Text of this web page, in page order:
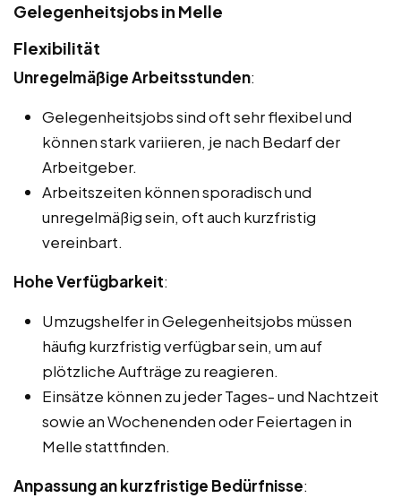
Gelegenheitsjobs in Melle
Flexibilität
Unregelmäßige Arbeitsstunden:
Gelegenheitsjobs sind oft sehr flexibel und
können stark variieren, je nach Bedarf der
Arbeitgeber.
Arbeitszeiten können sporadisch und
unregelmäßig sein, oft auch kurzfristig
vereinbart.
Hohe Verfügbarkeit:
Umzugshelfer in Gelegenheitsjobs müssen
häufig kurzfristig verfügbar sein, um auf
plötzliche Aufträge zu reagieren.
Einsätze können zu jeder Tages- und Nachtzeit
sowie an Wochenenden oder Feiertagen in
Melle stattfinden.
Anpassung an kurzfristige Bedürfnisse: